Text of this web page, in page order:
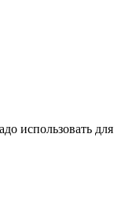
использовать для